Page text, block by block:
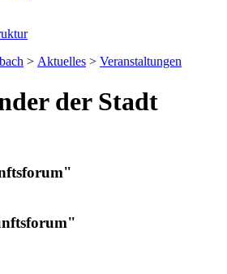
> Aktuelles > Veranstaltungen
der Stadt